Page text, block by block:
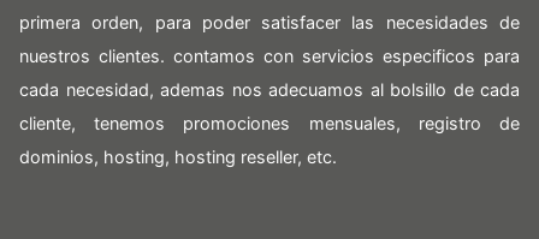
primera orden, para poder satisfacer las necesidades de
nuestros clientes. contamos con servicios especificos para
cada necesidad, ademas nos adecuamos al bolsillo de cada
cliente, tenemos promociones mensuales, registro de
dominios, hosting, hosting reseller, etc.